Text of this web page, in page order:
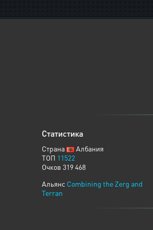
Статистика
Страна
Албания
ТОП 11522
Очков 319 468
Альянс Combining the Zerg and
Terran